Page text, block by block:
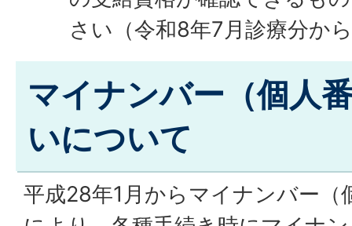
さい（令和8年7月診療分か
マイナンバー（個人
いについて
平成28年1月からマイナンバー（